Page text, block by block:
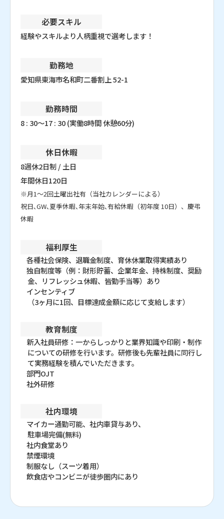
必要スキル
経験やスキルより人柄重視で選考します！
勤務地
愛知県東海市名和町二番割上 52-1
勤務時間
8 : 30～17 : 30 (実働8時間 休憩60分)
休日休暇
8週休2日制 / 土日
年間休日120日
※月1～2回土曜出社有（当社カレンダーによる）
祝日､GW､夏季休暇､年末年始､有給休暇（初年度 10日）、慶弔
休暇
福利厚生
各種社会保険、退職金制度、育休休業取得実績あり
独自制度等（例：財形貯蓄、企業年金、持株制度、奨励
金、リフレッシュ休暇、皆勤手当等）あり
インセンティブ
（3ヶ月に1回、目標達成金額に応じて支給します）
教育制度
新入社員研修：一からしっかりと業界知識や印刷・制作
についての研修を行います。研修後も先輩社員に同行し
て実務経験を積んでいただきます。
部門OJT
社外研修
社内環境
マイカー通勤可能、社内車貸与あり、
駐車場完備(無料)
社内食堂あり
禁煙環境
制服なし（スーツ着用）
飲食店やコンビニが徒歩圏内にあり